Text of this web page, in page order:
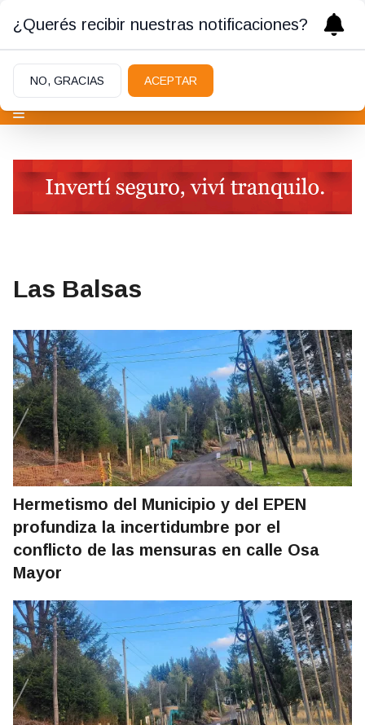
Las Balsas
Hermetismo del Municipio y del EPEN
profundiza la incertidumbre por el
conflicto de las mensuras en calle Osa
Mayor
¿Querés recibir nuestras notificaciones?
NO, GRACIAS ACEPTAR